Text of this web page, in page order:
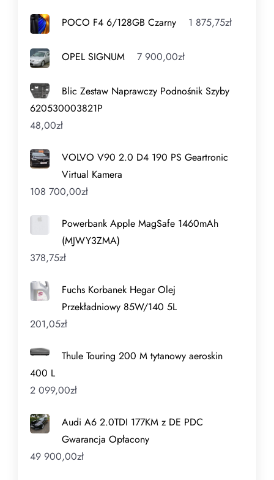
POCO F4 6/128GB Czarny 1 875,75zł
OPEL SIGNUM 7 900,00zł
Blic Zestaw Naprawczy Podnośnik Szyby
620530003821P
48,00zł
VOLVO V90 2.0 D4 190 PS Geartronic
Virtual Kamera
108 700,00zł
Powerbank Apple MagSafe 1460mAh
(MJWY3ZMA)
378,75zł
Fuchs Korbanek Hegar Olej
Przekładniowy 85W/140 5L
201,05zł
Thule Touring 200 M tytanowy aeroskin
400 L
2 099,00zł
Audi A6 2.0TDI 177KM z DE PDC
Gwarancja Opłacony
49 900,00zł